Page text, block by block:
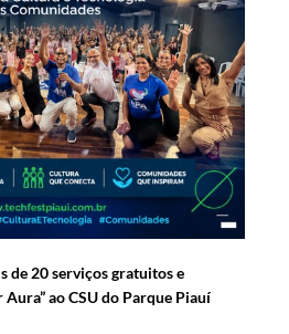
de 20 serviços gratuitos e
ao CSU do Parque Piauí